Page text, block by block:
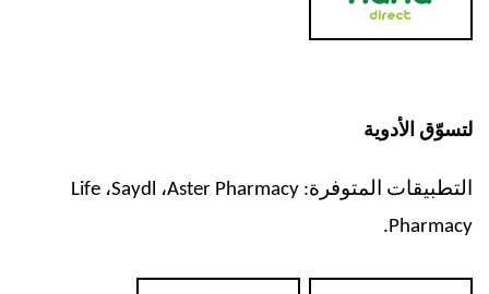
لتسوّق الأدوية
التطبيقات المتوفرة: Aster Pharmacy، Saydl، Life
Pharmacy
.